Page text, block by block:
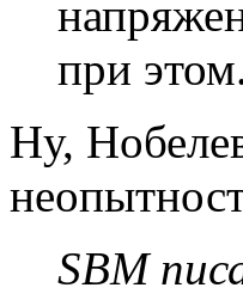
при
Ну,
SBM